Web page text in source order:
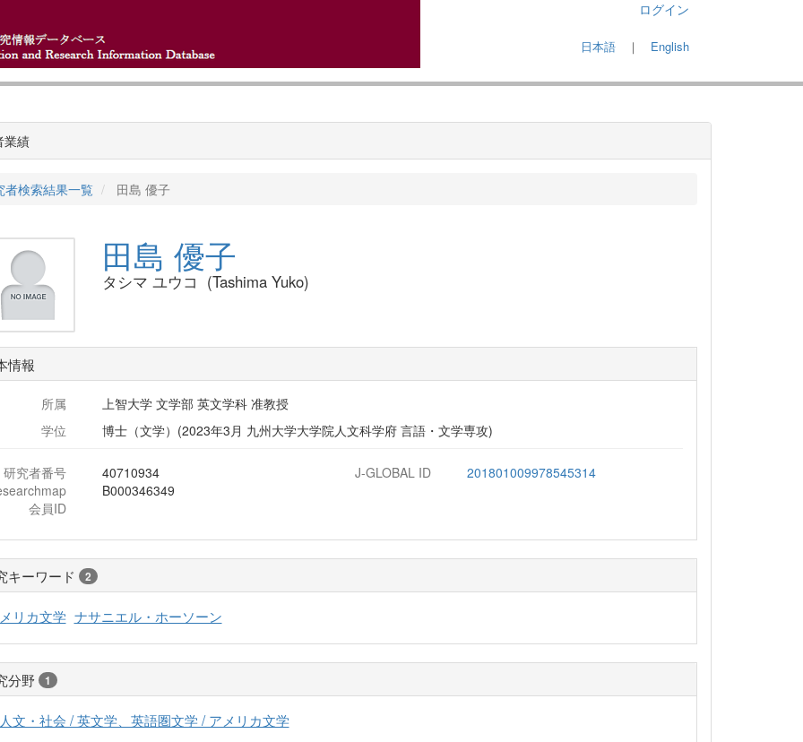
ログイン
日本語 ｜ English
業績
者検索結果一覧 田島 優子
田島 優子
タシマ ユウコ (Tashima Yuko)
情報
所属
上智大学 文学部 英文学科 准教授
学位
博士（文学）(2023年3月 九州大学大学院人文科学府 言語・文学専攻)
研究者番号 40710934 J-GLOBAL ID
201801009978545314
会員ID
B000346349
キーワード 2
リカ文学 ナサニエル・ホーソーン
分野 1
文・社会 / 英文学、英語圏文学 / アメリカ文学